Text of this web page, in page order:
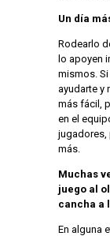
Un día
Rodearlo
lo apoyen
mismos.
ayudarte y
más fácil,
en el
jugadores,
más.
Muchas
juego al
cancha a
En alguna